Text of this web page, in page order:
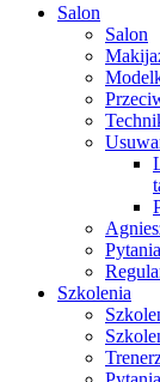
Close
Salon
Salon
Szkolenia